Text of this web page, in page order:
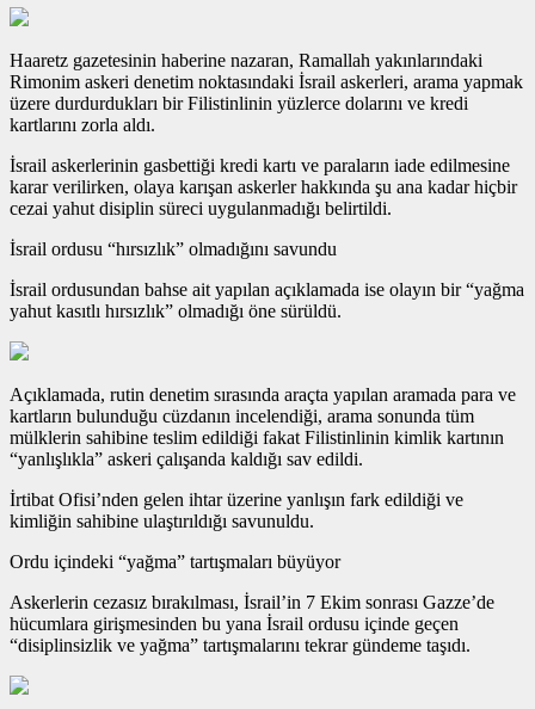
Haaretz gazetesinin haberine nazaran, Ramallah yakınlarındaki
Rimonim askeri denetim noktasındaki İsrail askerleri, arama yapmak
üzere durdurdukları bir Filistinlinin yüzlerce dolarını ve kredi
kartlarını zorla aldı.
İsrail askerlerinin gasbettiği kredi kartı ve paraların iade edilmesine
karar verilirken, olaya karışan askerler hakkında şu ana kadar hiçbir
cezai yahut disiplin süreci uygulanmadığı belirtildi.
İsrail ordusu “hırsızlık” olmadığını savundu
İsrail ordusundan bahse ait yapılan açıklamada ise olayın bir “yağma
yahut kasıtlı hırsızlık” olmadığı öne sürüldü.
Açıklamada, rutin denetim sırasında araçta yapılan aramada para ve
kartların bulunduğu cüzdanın incelendiği, arama sonunda tüm
mülklerin sahibine teslim edildiği fakat Filistinlinin kimlik kartının
“yanlışlıkla” askeri çalışanda kaldığı sav edildi.
İrtibat Ofisi’nden gelen ihtar üzerine yanlışın fark edildiği ve
kimliğin sahibine ulaştırıldığı savunuldu.
Ordu içindeki “yağma” tartışmaları büyüyor
Askerlerin cezasız bırakılması, İsrail’in 7 Ekim sonrası Gazze’de
hücumlara girişmesinden bu yana İsrail ordusu içinde geçen
“disiplinsizlik ve yağma” tartışmalarını tekrar gündeme taşıdı.